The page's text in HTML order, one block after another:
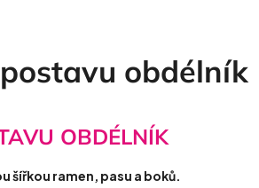
obdélník
OBDÉLNÍK
ramen, pasu a boků.